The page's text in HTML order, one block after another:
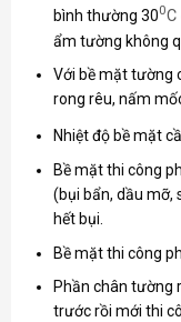
bình thường 300C
ẩm tường không
Với bề mặt tường
rong rêu, nấm
Nhiệt độ bề mặt
Bề mặt thi công
(bụi bẩn, dầu mỡ,
hết bụi.
Bề mặt thi công
Phần chân tường
trước rồi mới thi